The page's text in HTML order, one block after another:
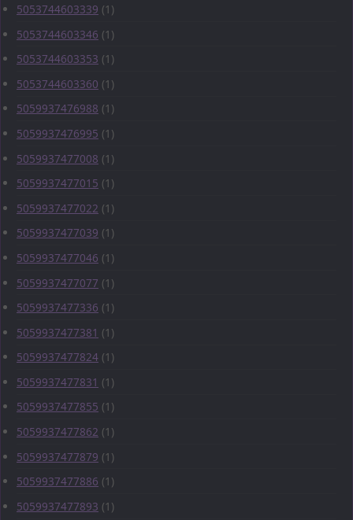
5053744603339 (1)
5053744603346 (1)
5053744603353 (1)
5053744603360 (1)
5059937476988 (1)
5059937476995 (1)
5059937477008 (1)
5059937477015 (1)
5059937477022 (1)
5059937477039 (1)
5059937477046 (1)
5059937477077 (1)
5059937477336 (1)
5059937477381 (1)
5059937477824 (1)
5059937477831 (1)
5059937477855 (1)
5059937477862 (1)
5059937477879 (1)
5059937477886 (1)
5059937477893 (1)